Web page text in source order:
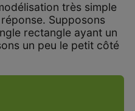
très simple
Supposons
rectangle ayant un
un peu le petit côté